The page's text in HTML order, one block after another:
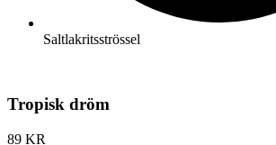
Saltlakritsströssel
Tropisk dröm
89 KR